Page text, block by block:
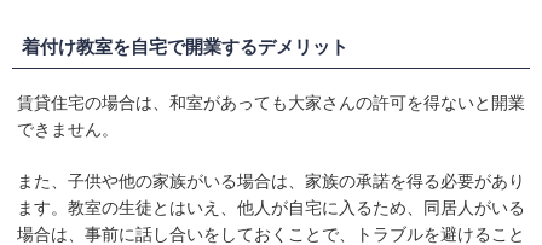
着付け教室を自宅で開業するデメリット
賃貸住宅の場合は、和室があっても大家さんの許可を得ないと開業
できません。
また、子供や他の家族がいる場合は、家族の承諾を得る必要があり
ます。教室の生徒とはいえ、他人が自宅に入るため、同居人がいる
場合は、事前に話し合いをしておくことで、トラブルを避けること